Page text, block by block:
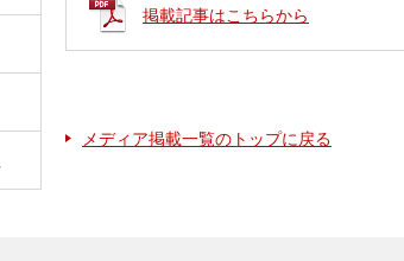
掲載記事はこちらから
メディア掲載一覧のトップに戻る